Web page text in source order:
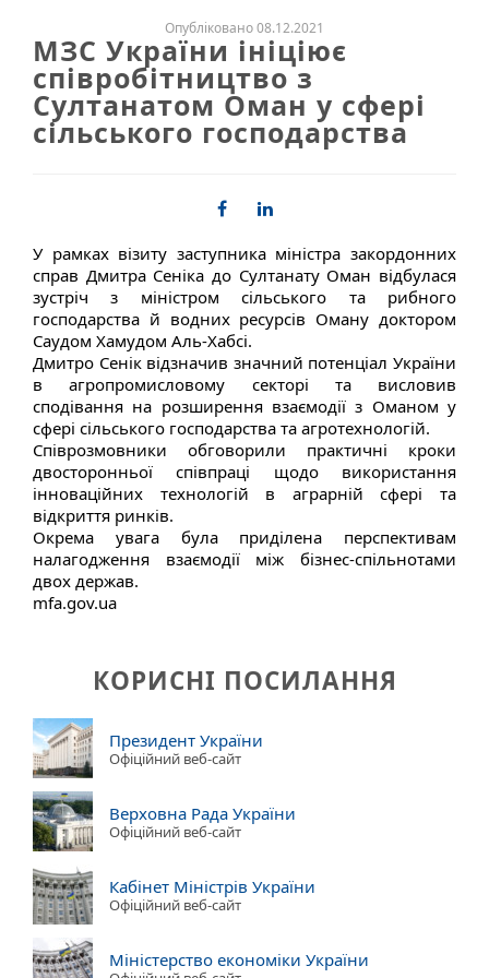
Опубліковано 08.12.2021
МЗС України ініціює
співробітництво з
Султанатом Оман у сфері
сільського господарства
У рамках візиту заступника міністра закордонних
справ Дмитра Сеніка до Султанату Оман відбулася
зустріч з міністром сільського та рибного
господарства й водних ресурсів Оману доктором
Саудом Хамудом Аль-Хабсі.
Дмитро Сенік відзначив значний потенціал України
в агропромисловому секторі та висловив
сподівання на розширення взаємодії з Оманом у
сфері сільського господарства та агротехнологій.
Співрозмовники обговорили практичні кроки
двосторонньої співпраці щодо використання
інноваційних технологій в аграрній сфері та
відкриття ринків.
Окрема увага була приділена перспективам
налагодження взаємодії між бізнес-спільнотами
двох держав.
mfa.gov.ua
КОРИСНІ ПОСИЛАННЯ
Президент України
Офіційний веб-сайт
Верховна Рада України
Офіційний веб-сайт
Кабінет Міністрів України
Офіційний веб-сайт
Міністерство економіки України